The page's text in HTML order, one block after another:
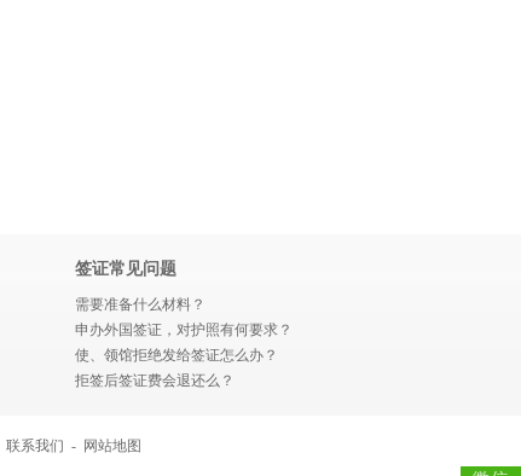
签证常见问题
需要准备什么材料？
申办外国签证，对护照有何要求？
使、领馆拒绝发给签证怎么办？
拒签后签证费会退还么？
联系我们 - 网站地图